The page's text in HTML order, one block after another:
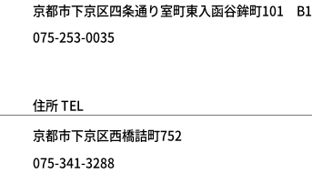
京都市下京区四条通り室町東入函谷鉾町101 B1
075-253-0035
住所 TEL
京都市下京区西橋詰町752
075-341-3288